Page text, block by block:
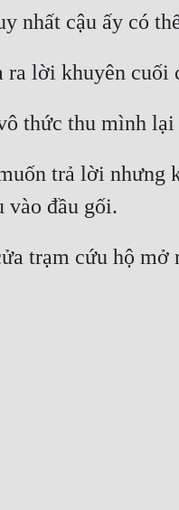
nhất cậu ấy có
ra lời khuyên cuối
thức thu mình
trả lời nhưng
vào đầu gối.
trạm cứu hộ mở